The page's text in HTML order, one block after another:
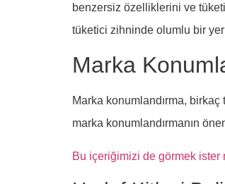
benzersiz özelliklerini ve
tüketici zihninde olumlu bir yer
Marka
Marka konumlandırma,
marka konumlandırmanın
Bu içeriğimizi de görmek ister